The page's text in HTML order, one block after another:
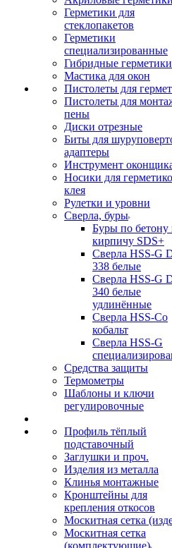
Герметики для
стеклопакетов
Герметики
специализированные
Гибридные герметики
Мастика для окон
Пистолеты для
Пистолеты для
пены
Диски отрезные
Биты для
адаптеры
Инструмент
Носики для
клея
Рулетки и уровни
Сверла, буры
Буры по бетону
кирпичу SDS+
Сверла HSS-G
338 белые
Сверла HSS-G
340 белые
удлинённые
Сверла HSS-Co
кобальт
Сверла HSS-G
Средства защиты
Термометры
Шаблоны и ключи
регулировочные
Профиль тёплый
подставочный
Заглушки и проч.
Изделия из металла
Клинья монтажные
Кронштейны для
крепления откосов
Москитная сетка
Москитная сетка
(комплектующие)